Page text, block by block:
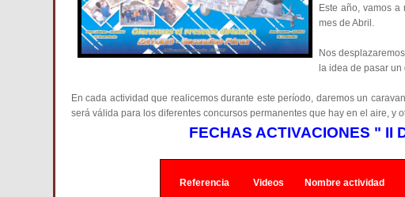
Este año, vamos a
mes de Abril.
Nos
la idea de pasar
En cada actividad que realicemos durante este período, daremos un
será válida para los diferentes concursos permanentes que hay en el aire, y
FECHAS ACTIVACIONES " II
Referencia Videos Nombre actividad